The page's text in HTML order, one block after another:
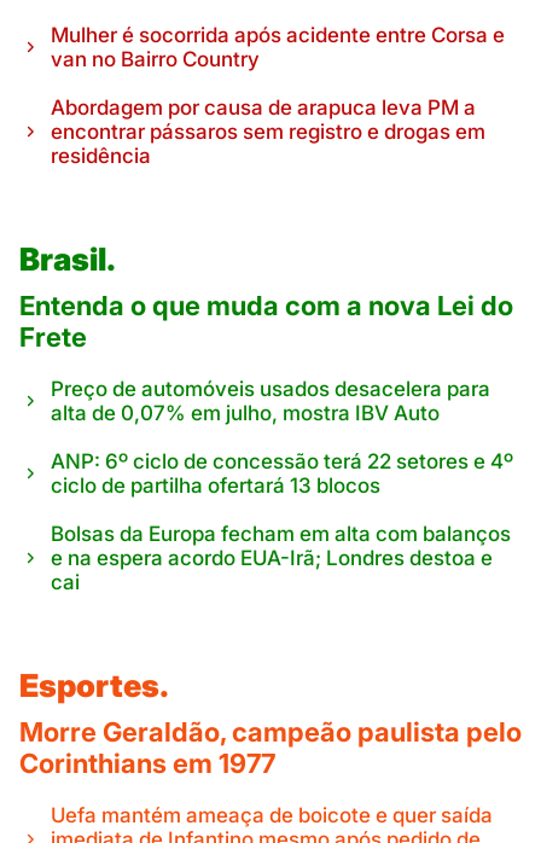
Mulher é socorrida após acidente entre Corsa e
van no Bairro Country
Abordagem por causa de arapuca leva PM a
encontrar pássaros sem registro e drogas em
residência
Brasil.
Entenda o que muda com a nova Lei do
Frete
Preço de automóveis usados desacelera para
alta de 0,07% em julho, mostra IBV Auto
ANP: 6º ciclo de concessão terá 22 setores e 4º
ciclo de partilha ofertará 13 blocos
Bolsas da Europa fecham em alta com balanços
e na espera acordo EUA-Irã; Londres destoa e
cai
Esportes.
Morre Geraldão, campeão paulista pelo
Corinthians em 1977
Uefa mantém ameaça de boicote e quer saída